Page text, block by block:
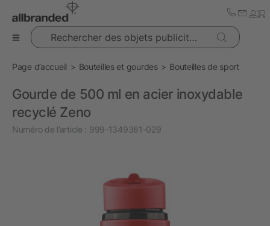
Rechercher des objets publicitaires
Page d’accueil Bouteilles et gourdes Bouteilles de sport
Gourde de 500 ml en acier inoxydable
recyclé Zeno
Numéro de l’article : 999-1349361-029